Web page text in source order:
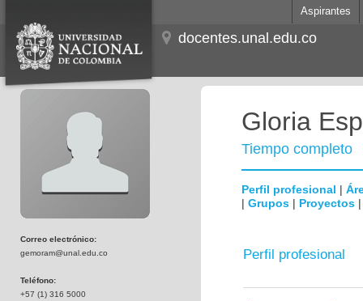
Aspirantes
docentes.unal.edu.co
Correo electrónico:
gemoram@unal.edu.co
Teléfono:
+57 (1) 316 5000
Gloria
Tiempo completo
Perfil profesional |
| Grupos | Proyectos
Perfil profesional